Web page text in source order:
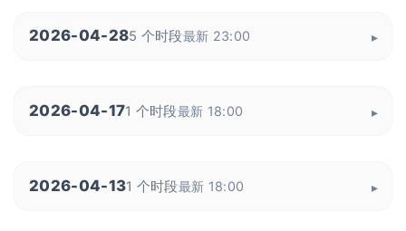
2026-04-285 个时段最新 23:00
2026-04-171 个时段最新 18:00
2026-04-131 个时段最新 18:00